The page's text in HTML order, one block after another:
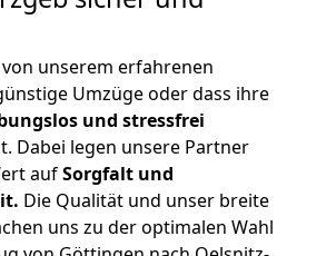
unserem erfahrenen
Umzüge oder dass ihre
und stressfrei
Dabei legen unsere Partner
aufSorgfalt und
Die Qualität und unser breite
uns zu der optimalen Wahl